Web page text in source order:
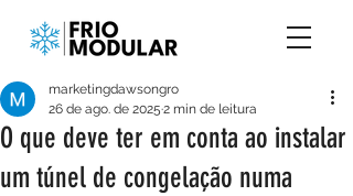
O que deve ter em conta ao instalar
um túnel de congelação numa
marketingdawsongro
26 de ago. de 2025 2 min de leitura